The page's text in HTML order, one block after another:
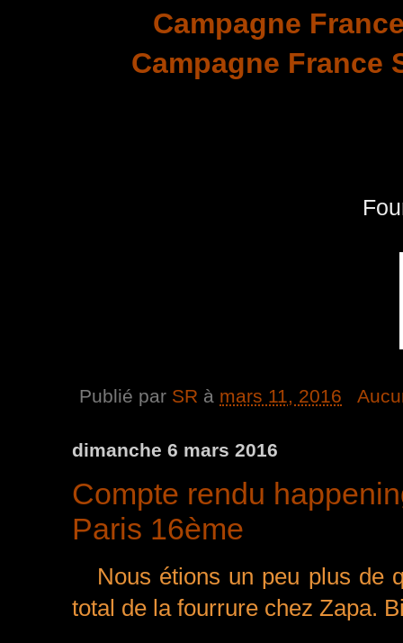
Campagne
Campagne France
Publié par SR à mars 11, 2016
dimanche 6 mars 2016
Compte rendu
Paris 16ème
Nous étions un peu plus de
total de la fourrure chez Zapa.